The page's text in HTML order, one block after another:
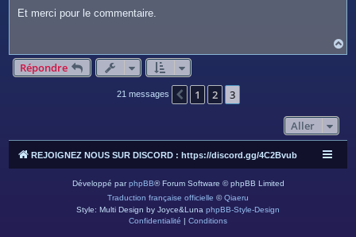
s
Et merci pour le commentaire.
a
Répondre
21 messages Précédent
1 2 3
Aller
REJOIGNEZ NOUS SUR DISCORD : https://discord.gg/4C2Bvub
Développé parphpBB® Forum Software © phpBB Limited
Traduction française officielle ©Qiaeru
Style: Multi Design by Joyce&Luna phpBB-Style-Design
Confidentialité | Conditions